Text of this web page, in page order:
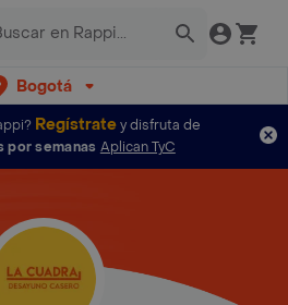
Bogotá
Regístratey disfruta de
por semanas Aplican TyC